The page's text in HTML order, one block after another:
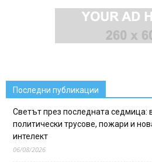
Последни публикации
Светът през последната седмица:
политически трусове, пожари и
интелект
06/08/2026